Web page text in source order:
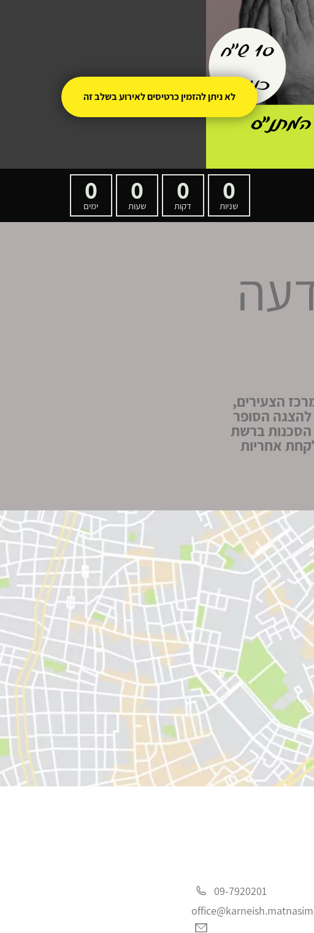
0
שניות
0
דקות
0
שעות
0
ימים
הצעירים,
בגילאי 10-14 (ד'-ח') להצגה הסופר
ברשת
אחריות
09-7920201
לא ניתן להזמין כרטיסים לאירוע בשלב זה